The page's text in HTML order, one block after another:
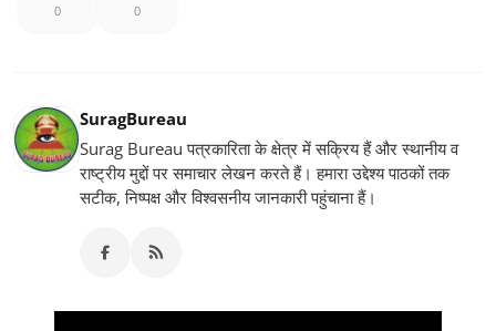
0 0
SuragBureau
Surag Bureau पत्रकारिता के क्षेत्र में सक्रिय हैं और स्थानीय व
राष्ट्रीय मुद्दों पर समाचार लेखन करते हैं। हमारा उद्देश्य पाठकों तक
सटीक, निष्पक्ष और विश्वसनीय जानकारी पहुंचाना हैं।